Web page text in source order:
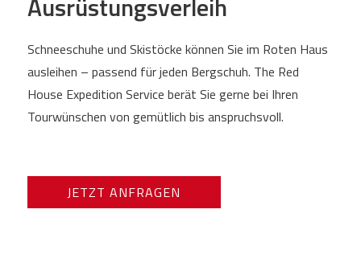
Schneeschuhe und Skistöcke können Sie im Roten Haus
ausleihen – passend für jeden Bergschuh. The Red
House Expedition Service berät Sie gerne bei Ihren
Tourwünschen von gemütlich bis anspruchsvoll.
JETZT ANFRAGEN